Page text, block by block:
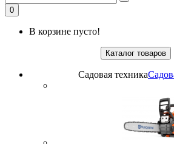
0
В корзине пусто!
Каталог товаров
Садовая техника